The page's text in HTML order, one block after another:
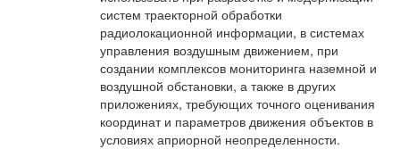
систем траекторной обработки
радиолокационной информации, в системах
управления воздушным движением, при
создании комплексов мониторинга наземной и
воздушной обстановки, а также в других
приложениях, требующих точного оценивания
координат и параметров движения объектов в
условиях априорной неопределенности.